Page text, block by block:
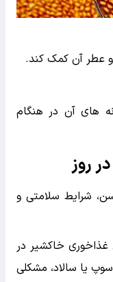
عطر آن کمک کند.
های آن در هنگام
روز
شرایط سلامتی و
مصرف 2 تا 3 قاشق غذاخوری خاکشیر در
یا سالاد، مشکلی